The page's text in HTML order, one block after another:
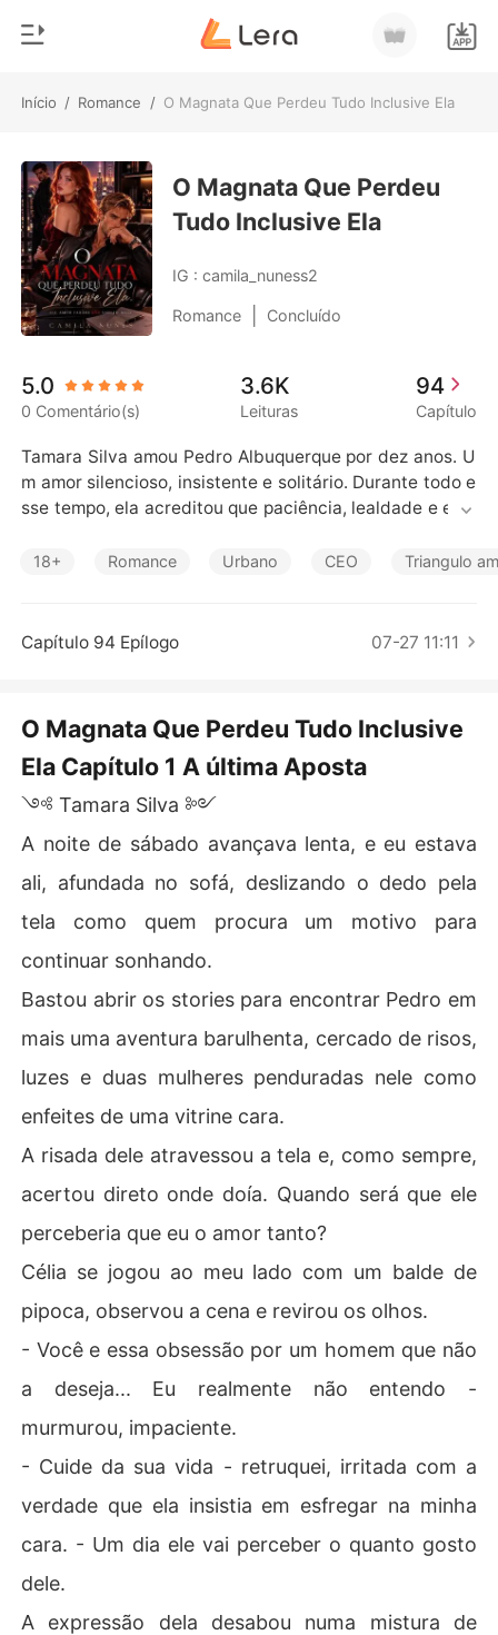
Início / Romance / O Magnata Que Perdeu Tudo Inclusive Ela
Loja
Histórico
Sair
Baixar App
Gênero
Moderno
Lobisomem
Contos
Bilionários
Contos Curtos
O Magnata Que Perdeu
Tudo Inclusive Ela
IG : camila_nuness2
Romance Concluído
5.0
0 Comentário(s)
3.6K
Leituras
94
Capítulo
Tamara Silva amou Pedro Albuquerque por dez anos. U
m amor silencioso, insistente e solitário. Durante todo e
sse tempo, ela acreditou que paciência, lealdade e entr
m.
nça constante, fácil de controlar, alguém que ele movia
Cansada de ser invisível, Tamara decide enterrar esse
maginava era que, justamente quando tudo parecia ruir,
conheceria Malik Stavani. Um homem intenso, magnétic
Diferente de tudo o que ela já viveu. Diferente de Pedr
Malik não joga. Ele escolhe.
Envolvida por um sentimento novo e avassalador, Tama
ra se permite tentar outra vez. Mas Pedro Albuquerque
não sabe lidar com perdas, muito menos com a ideia d
e vê-la nos braços de outro homem.
Quando percebe que perdeu tudo, inclusive ela, Pedro
decide correr atrás do que deixou escapar. Tarde dem
ais. Porque agora Tamara não é mais a mulher que espe
ra.
E alguns homens só entendem o valor de um amor quan
do ele já não lhes pertence mais.
18+ Romance Urbano CEO Triangulo
Capítulo 94 Epílogo 07-27 11:11
O Magnata Que Perdeu Tudo Inclusive
Ela Capítulo 1 A última Aposta
༺ Tamara Silva ༻
A noite de sábado avançava lenta, e eu estava
ali, afundada no sofá, deslizando o dedo pela
tela como quem procura um motivo para
continuar sonhando.
Bastou abrir os stories para encontrar Pedro em
mais uma aventura barulhenta, cercado de risos,
luzes e duas mulheres penduradas nele como
enfeites de uma vitrine cara.
A risada dele atravessou a tela e, como sempre,
acertou direto onde doía. Quando será que ele
perceberia que eu o amor tanto?
Célia se jogou ao meu lado com um balde de
pipoca, observou a cena e revirou os olhos.
- Você e essa obsessão por um homem que não
a deseja... Eu realmente não entendo -
murmurou, impaciente.
- Cuide da sua vida - retruquei, irritada com a
verdade que ela insistia em esfregar na minha
cara. - Um dia ele vai perceber o quanto gosto
dele.
A expressão dela desabou numa mistura de